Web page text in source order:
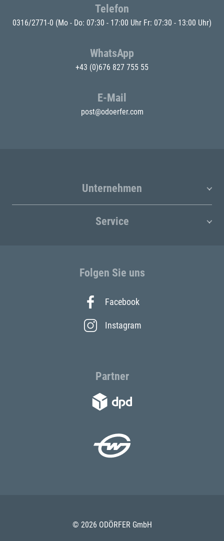
Telefon
0316/2771-0 (Mo - Do: 07:30 - 17:00 Uhr Fr: 07:30 - 13:00 Uhr)
WhatsApp
+43 (0)676 827 755 55
E-Mail
post@odoerfer.com
Unternehmen
Service
Folgen Sie uns
Facebook
Instagram
Partner
© 2026 ODÖRFER GmbH